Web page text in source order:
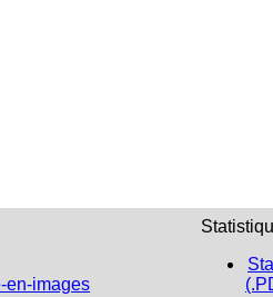
en-images